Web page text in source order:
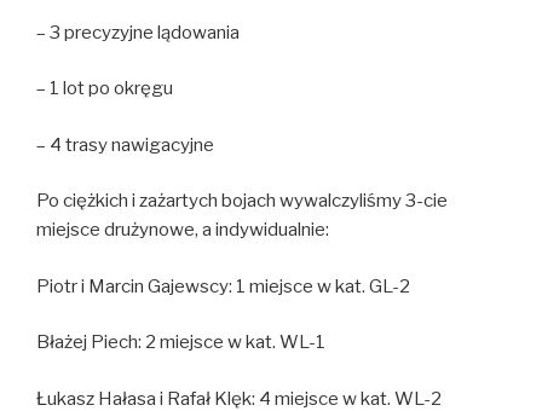
– 3 precyzyjne lądowania
– 1 lot po okręgu
– 4 trasy nawigacyjne
Po ciężkich i zażartych bojach wywalczyliśmy 3-cie
miejsce drużynowe, a indywidualnie:
Piotr i Marcin Gajewscy: 1 miejsce w kat. GL-2
Błażej Piech: 2 miejsce w kat. WL-1
Łukasz Hałasa i Rafał Klęk: 4 miejsce w kat. WL-2